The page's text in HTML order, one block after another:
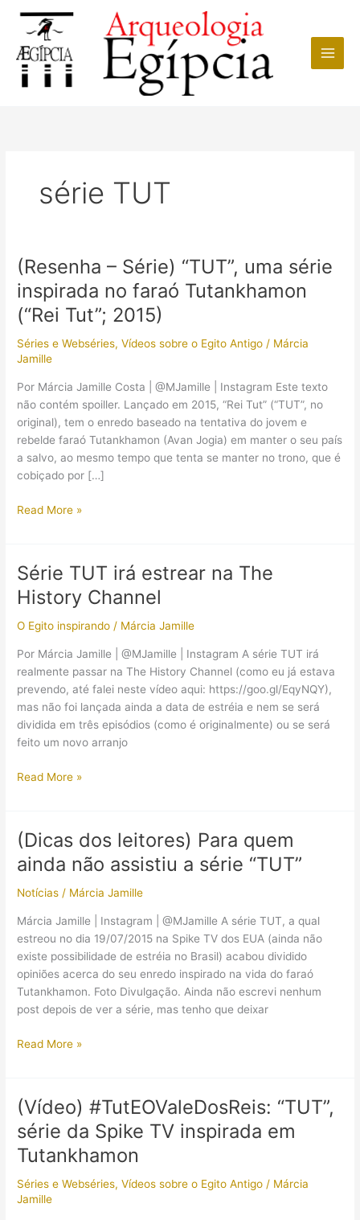
conteúdo
série TUT
(Resenha – Série) “TUT”, uma série
inspirada no faraó Tutankhamon
(“Rei Tut”; 2015)
Séries e Webséries,Vídeos sobre o Egito Antigo / Márcia
Jamille
Por Márcia Jamille Costa | @MJamille | Instagram Este texto
não contém spoiller. Lançado em 2015, “Rei Tut” (“TUT”, no
original), tem o enredo baseado na tentativa do jovem e
rebelde faraó Tutankhamon (Avan Jogia) em manter o seu país
a salvo, ao mesmo tempo que tenta se manter no trono, que é
cobiçado por […]
(Resenha
“TUT”,
uma
série
no
faraó
Tutankhamon
(“Rei
Tut”;
2015)
Read More »
Série TUT irá estrear na The
History Channel
O Egito inspirando / Márcia Jamille
Por Márcia Jamille | @MJamille | Instagram A série TUT irá
realmente passar na The History Channel (como eu já estava
prevendo, até falei neste vídeo aqui: https://goo.gl/EqyNQY),
mas não foi lançada ainda a data de estréia e nem se será
dividida em três episódios (como é originalmente) ou se será
feito um novo arranjo
Série
estrear
na
The
Channel
Read More »
(Dicas dos leitores) Para quem
ainda não assistiu a série “TUT”
Notícias / Márcia Jamille
Márcia Jamille | Instagram | @MJamille A série TUT, a qual
estreou no dia 19/07/2015 na Spike TV dos EUA (ainda não
existe possibilidade de estréia no Brasil) acabou dividido
opiniões acerca do seu enredo inspirado na vida do faraó
Tutankhamon. Foto Divulgação. Ainda não escrevi nenhum
post depois de ver a série, mas tenho que deixar
(Dicas
Para
quem
ainda
não
assistiu
a
série
Read More »
(Vídeo) #TutEOValeDosReis: “TUT”,
série da Spike TV inspirada em
Tutankhamon
Séries e Webséries,Vídeos sobre o Egito Antigo / Márcia
Jamille